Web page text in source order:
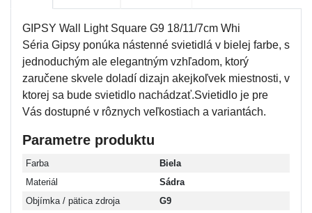
GIPSY Wall Light Square G9 18/11/7cm Whi
Séria Gipsy ponúka nástenné svietidlá v bielej farbe, s
jednoduchým ale elegantným vzhľadom, ktorý
zaručene skvele doladí dizajn akejkoľvek miestnosti, v
ktorej sa bude svietidlo nachádzať.Svietidlo je pre
Vás dostupné v rôznych veľkostiach a variantách.
Parametre produktu
Farba
Biela
Materiál
Sádra
Objímka / pätica zdroja
G9